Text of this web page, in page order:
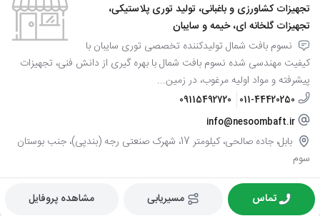
تجهیزات کشاورزی و باغبانی، تولید توری پلاستیکی،
تجهیزات گلخانه ای، خیمه و سایبان
نسوم بافت شمال تولیدکننده تخصصی توری سایبان با
کیفیت مهندسی شده نسوم بافت شمال با بهره گیری از دانش فنی، تجهیزات
پیشرفته و مواد اولیه مرغوب، در زمین...
011-44420250
09115492720
info@nesoombaft.ir
بابل، جاده صالحی، کیلومتر 17، شهرک صنعتی رجه (بندپی)، جنب بوستان
سوم
تماس مسیریابی مشاهده پروفایل